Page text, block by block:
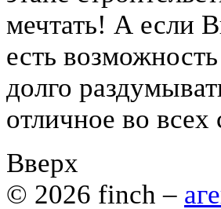
мечтать! А если
есть
долго
отличное во
Вверх
© 2026 finch –